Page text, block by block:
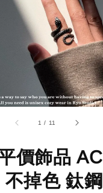
1 / 11
價飾品
不掉色 鈦